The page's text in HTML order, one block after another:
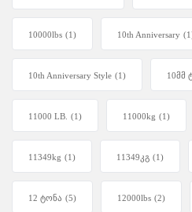
10000lbs (1) 10th Anniversary
10th Anniversary Style (1) 10მმ
11000 LB. (1) 11000kg (1)
11349kg (1) 11349კგ (1)
12 ტონა (5) 12000lbs (2)